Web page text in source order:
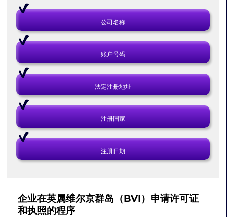
公司名称
账户号码
法定注册地址
注册国家
注册日期
企业在英属维尔京群岛（BVI）申请许可证
和执照的程序